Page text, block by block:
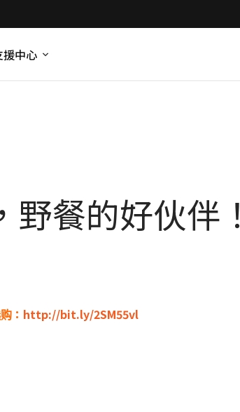
援中心
餐的好伙伴！
： http://bit.ly/2SM55vl